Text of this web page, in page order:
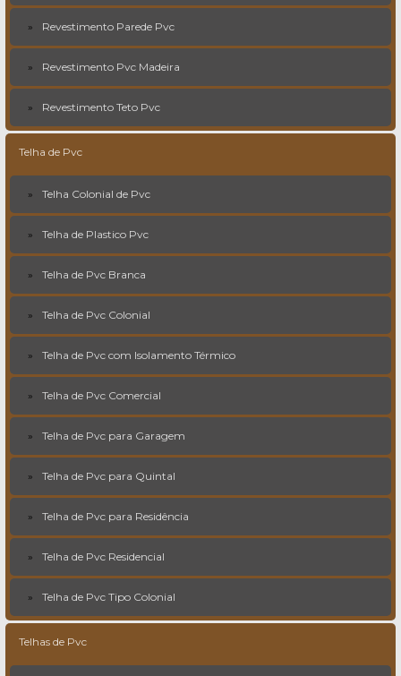
Revestimento Parede Pvc
Revestimento Pvc Madeira
Revestimento Teto Pvc
Telha de Pvc
Telha Colonial de Pvc
Telha de Plastico Pvc
Telha de Pvc Branca
Telha de Pvc Colonial
Telha de Pvc com Isolamento Térmico
Telha de Pvc Comercial
Telha de Pvc para Garagem
Telha de Pvc para Quintal
Telha de Pvc para Residência
Telha de Pvc Residencial
Telha de Pvc Tipo Colonial
Telhas de Pvc